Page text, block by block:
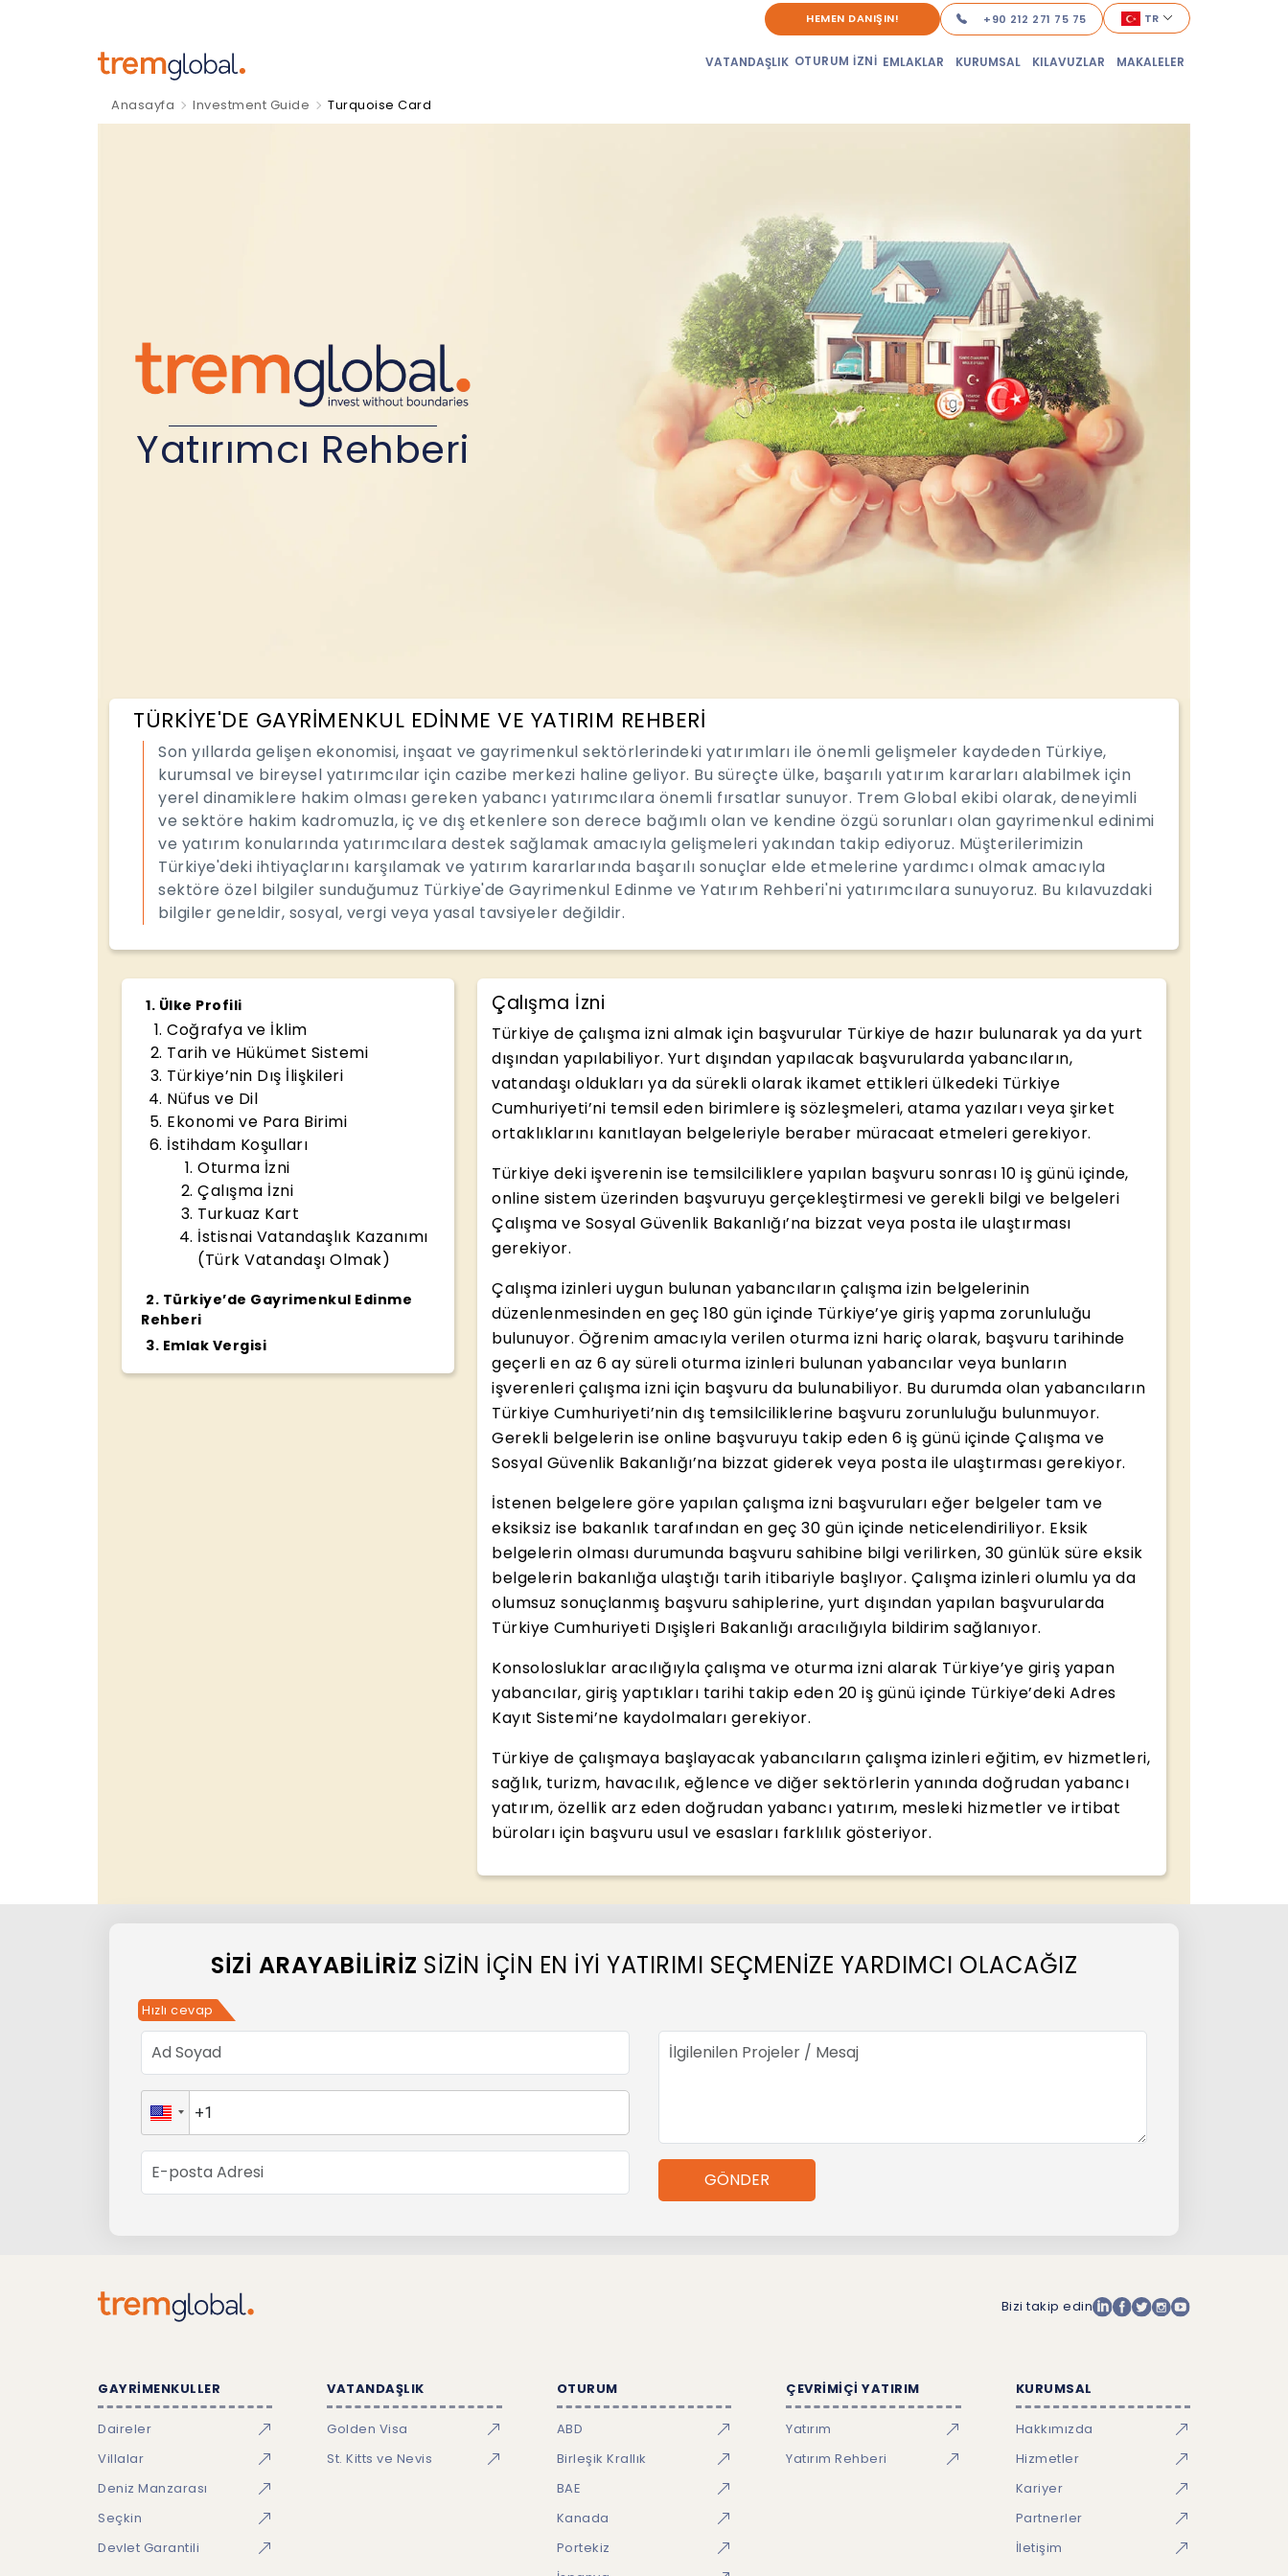
HEMEN DANIŞIN! +90 212 271 75 75 TR
VATANDAŞLIK OTURUM İZNİ EMLAKLAR KURUMSAL KILAVUZLAR MAKALELER
Anasayfa Investment Guide Turquoise Card
Yatırımcı Rehberi
TÜRKİYE'DE GAYRİMENKUL EDİNME VE YATIRIM REHBERİ
Son yıllarda gelişen ekonomisi, inşaat ve gayrimenkul sektörlerindeki yatırımları ile önemli gelişmeler kaydeden Türkiye,
kurumsal ve bireysel yatırımcılar için cazibe merkezi haline geliyor. Bu süreçte ülke, başarılı yatırım kararları alabilmek için
yerel dinamiklere hakim olması gereken yabancı yatırımcılara önemli fırsatlar sunuyor. Trem Global ekibi olarak, deneyimli
ve sektöre hakim kadromuzla, iç ve dış etkenlere son derece bağımlı olan ve kendine özgü sorunları olan gayrimenkul edinimi
ve yatırım konularında yatırımcılara destek sağlamak amacıyla gelişmeleri yakından takip ediyoruz. Müşterilerimizin
Türkiye'deki ihtiyaçlarını karşılamak ve yatırım kararlarında başarılı sonuçlar elde etmelerine yardımcı olmak amacıyla
sektöre özel bilgiler sunduğumuz Türkiye'de Gayrimenkul Edinme ve Yatırım Rehberi'ni yatırımcılara sunuyoruz. Bu kılavuzdaki
bilgiler geneldir, sosyal, vergi veya yasal tavsiyeler değildir.
1. Ülke Profili
Coğrafya ve İklim
Tarih ve Hükümet Sistemi
Türkiye’nin Dış İlişkileri
Nüfus ve Dil
Ekonomi ve Para Birimi
İstihdam Koşulları
Oturma İzni
Çalışma İzni
Turkuaz Kart
İstisnai Vatandaşlık Kazanımı
(Türk Vatandaşı Olmak)
2. Türkiye’de Gayrimenkul Edinme
Rehberi
3. Emlak Vergisi
Çalışma İzni
Türkiye de çalışma izni almak için başvurular Türkiye de hazır bulunarak ya da yurt
dışından yapılabiliyor. Yurt dışından yapılacak başvurularda yabancıların,
vatandaşı oldukları ya da sürekli olarak ikamet ettikleri ülkedeki Türkiye
Cumhuriyeti’ni temsil eden birimlere iş sözleşmeleri, atama yazıları veya şirket
ortaklıklarını kanıtlayan belgeleriyle beraber müracaat etmeleri gerekiyor.
Türkiye deki işverenin ise temsilciliklere yapılan başvuru sonrası 10 iş günü içinde,
online sistem üzerinden başvuruyu gerçekleştirmesi ve gerekli bilgi ve belgeleri
Çalışma ve Sosyal Güvenlik Bakanlığı’na bizzat veya posta ile ulaştırması
gerekiyor.
Çalışma izinleri uygun bulunan yabancıların çalışma izin belgelerinin
düzenlenmesinden en geç 180 gün içinde Türkiye’ye giriş yapma zorunluluğu
bulunuyor. Öğrenim amacıyla verilen oturma izni hariç olarak, başvuru tarihinde
geçerli en az 6 ay süreli oturma izinleri bulunan yabancılar veya bunların
işverenleri çalışma izni için başvuru da bulunabiliyor. Bu durumda olan yabancıların
Türkiye Cumhuriyeti’nin dış temsilciliklerine başvuru zorunluluğu bulunmuyor.
Gerekli belgelerin ise online başvuruyu takip eden 6 iş günü içinde Çalışma ve
Sosyal Güvenlik Bakanlığı’na bizzat giderek veya posta ile ulaştırması gerekiyor.
İstenen belgelere göre yapılan çalışma izni başvuruları eğer belgeler tam ve
eksiksiz ise bakanlık tarafından en geç 30 gün içinde neticelendiriliyor. Eksik
belgelerin olması durumunda başvuru sahibine bilgi verilirken, 30 günlük süre eksik
belgelerin bakanlığa ulaştığı tarih itibariyle başlıyor. Çalışma izinleri olumlu ya da
olumsuz sonuçlanmış başvuru sahiplerine, yurt dışından yapılan başvurularda
Türkiye Cumhuriyeti Dışişleri Bakanlığı aracılığıyla bildirim sağlanıyor.
Konsolosluklar aracılığıyla çalışma ve oturma izni alarak Türkiye’ye giriş yapan
yabancılar, giriş yaptıkları tarihi takip eden 20 iş günü içinde Türkiye’deki Adres
Kayıt Sistemi’ne kaydolmaları gerekiyor.
Türkiye de çalışmaya başlayacak yabancıların çalışma izinleri eğitim, ev hizmetleri,
sağlık, turizm, havacılık, eğlence ve diğer sektörlerin yanında doğrudan yabancı
yatırım, özellik arz eden doğrudan yabancı yatırım, mesleki hizmetler ve irtibat
büroları için başvuru usul ve esasları farklılık gösteriyor.
SIZI ARAYABILIRIZ SİZİN İÇİN EN İYİ YATIRIMI SEÇMENİZE YARDIMCI OLACAĞIZ
Hızlı cevap
GÖNDER
Bizi takip edin
GAYRİMENKULLER
Daireler
Villalar
Deniz Manzarası
Seçkin
Devlet Garantili
VATANDAŞLIK
Golden Visa
St. Kitts ve Nevis
OTURUM
ABD
Birleşik Krallık
BAE
Kanada
Portekiz
ÇEVRİMİÇİ YATIRIM
Yatırım
Yatırım Rehberi
KURUMSAL
Hakkımızda
Hizmetler
Kariyer
Partnerler
İletişim